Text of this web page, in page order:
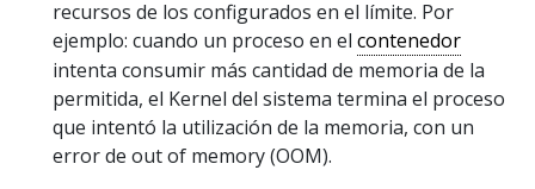
recursos de los configurados en el límite. Por
ejemplo: cuando un proceso en el contenedor
intenta consumir más cantidad de memoria de la
permitida, el Kernel del sistema termina el proceso
que intentó la utilización de la memoria, con un
error de out of memory (OOM).